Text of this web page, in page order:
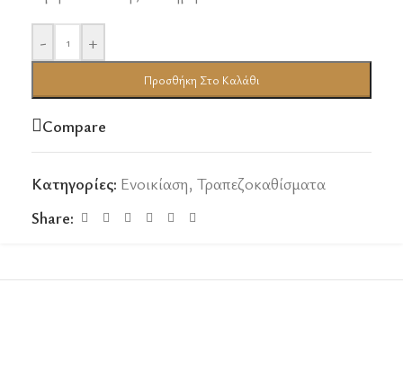
- +
Προσθήκη Στο Καλάθι
Compare
Κατηγορίες: Ενοικίαση, Τραπεζοκαθίσματα
Share: